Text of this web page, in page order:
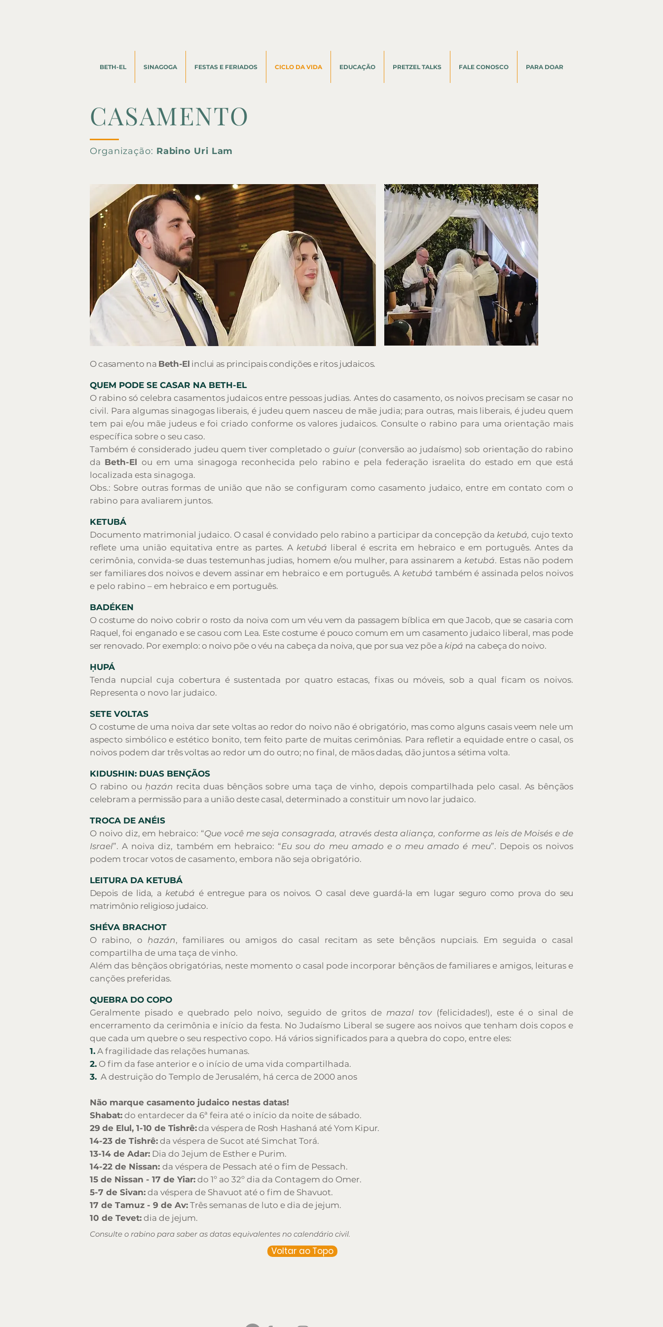
CASAMENTO
Organização: Rabino Uri Lam
O casamento na Beth-El inclui as principais condições e ritos judaicos.
QUEM PODE SE CASAR NA BETH-EL
O rabino só celebra casamentos judaicos entre pessoas judias. Antes do casamento, os noivos precisam se casar no
civil. Para algumas sinagogas liberais, é judeu quem nasceu de mãe judia; para outras, mais liberais, é judeu quem
tem pai e/ou mãe judeus e foi criado conforme os valores judaicos. Consulte o rabino para uma orientação mais
específica sobre o seu caso.
Também é considerado judeu quem tiver completado o guiur(conversão ao judaísmo) sob orientação do rabino
da Beth-El ou em uma sinagoga reconhecida pelo rabino e pela federação israelita do estado em que está
localizada esta sinagoga.
Obs.: Sobre outras formas de união que não se configuram como casamento judaico, entre em contato com o
rabino para avaliarem juntos.
KETUBÁ
Documento matrimonial judaico. O casal é convidado pelo rabino a participar da concepção da ketubá, cujo texto
reflete uma união equitativa entre as partes. A ketubá liberal é escrita em hebraico e em português. Antes da
cerimônia, convida-se duas testemunhas judias, homem e/ou mulher, para assinarem a ketubá. Estas não podem
ser familiares dos noivos e devem assinar em hebraico e em português. A ketubá também é assinada pelos noivos
e pelo rabino – em hebraico e em português.
BADÉKEN
O costume do noivo cobrir o rosto da noiva com um véu vem da passagem bíblica em que Jacob, que se casaria com
Raquel, foi enganado e se casou com Lea. Este costume é pouco comum em um casamento judaico liberal, mas pode
ser renovado. Por exemplo: o noivo põe o véu na cabeça da noiva, que por sua vez põe a kipá na cabeça do noivo.
ḤUPÁ
Tenda nupcial cuja cobertura é sustentada por quatro estacas, fixas ou móveis, sob a qual ficam os noivos.
Representa o novo lar judaico.
SETE VOLTAS
O costume de uma noiva dar sete voltas ao redor do noivo não é obrigatório, mas como alguns casais veem nele um
aspecto simbólico e estético bonito, tem feito parte de muitas cerimônias. Para refletir a equidade entre o casal, os
noivos podem dar três voltas ao redor um do outro; no final, de mãos dadas, dão juntos a sétima volta.
KIDUSHIN: DUAS BENÇÃOS
O rabino ou ḥazán recita duas bênçãos sobre uma taça de vinho, depois compartilhada pelo casal. As bênçãos
celebram a permissão para a união deste casal, determinado a constituir um novo lar judaico.
TROCA DE ANÉIS
O noivo diz, em hebraico: “Que você me seja consagrada, através desta aliança, conforme as leis de Moisés e de
Israel”. A noiva diz, também em hebraico: “Eu sou do meu amado e o meu amado é meu”. Depois os noivos
podem trocar votos de casamento, embora não seja obrigatório.
LEITURA DA KETUBÁ
Depois de lida, a ketubá é entregue para os noivos. O casal deve guardá-la em lugar seguro como prova do seu
matrimônio religioso judaico.
SHÉVA BRACHOT
O rabino, o ḥazán, familiares ou amigos do casal recitam as sete bênçãos nupciais. Em seguida o casal
compartilha de uma taça de vinho.
Além das bênçãos obrigatórias, neste momento o casal pode incorporar bênçãos de familiares e amigos, leituras e
canções preferidas.
QUEBRA DO COPO
Geralmente pisado e quebrado pelo noivo, seguido de gritos de mazal tov(felicidades!), este é o sinal de
encerramento da cerimônia e início da festa. No Judaísmo Liberal se sugere aos noivos que tenham dois copos e
que cada um quebre o seu respectivo copo. Há vários significados para a quebra do copo, entre eles:
1. A fragilidade das relações humanas.
2. O fim da fase anterior e o início de uma vida compartilhada.
3. A destruição do Templo de Jerusalém, há cerca de 2000 anos
Não marque casamento judaico nestas datas!
Shabat: do entardecer da 6ª feira até o início da noite de sábado.
29 de Elul, 1-10 de Tishrê:da véspera de Rosh Hashaná até Yom Kipur.
14-23 de Tishrê: da véspera de Sucot até Simchat Torá.
13-14 de Adar: Dia do Jejum de Esther e Purim.
14-22 de Nissan: da véspera de Pessach até o fim de Pessach.
15 de Nissan - 17 de Yiar: do 1º ao 32º dia da Contagem do Omer.
5-7 de Sivan: da véspera de Shavuot até o fim de Shavuot.
17 de Tamuz - 9 de Av: Três semanas de luto e dia de jejum.
10 de Tevet: dia de jejum.
Consulte o rabino para saber as datas equivalentes no calendário civil.
Voltar ao Topo
BETH-EL SINAGOGA FESTAS E FERIADOS CICLO DA VIDA EDUCAÇÃO PRETZEL TALKS FALE CONOSCO PARA DOAR